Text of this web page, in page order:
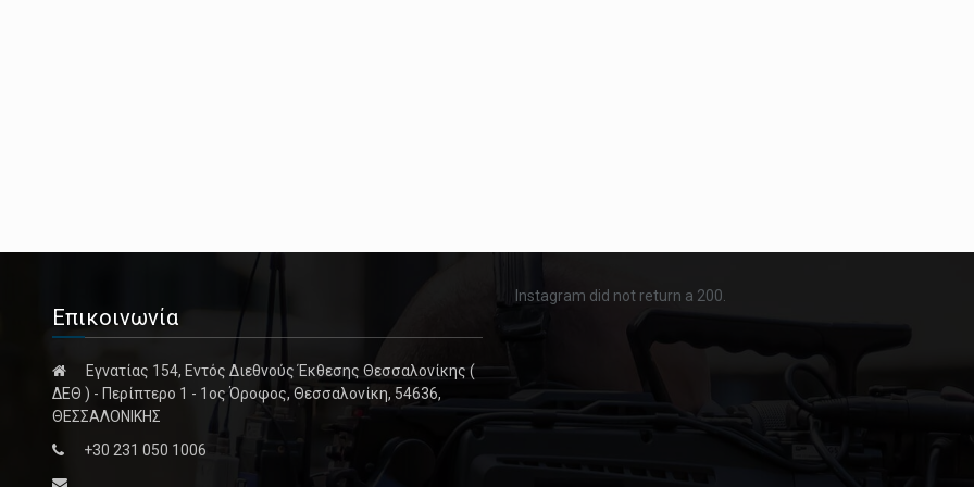
Επικοινωνία
Εγνατίας 154, Εντός Διεθνούς Έκθεσης Θεσσαλονίκης (
ΔΕΘ ) - Περίπτερο 1 - 1ος Όροφος, Θεσσαλονίκη, 54636,
ΘΕΣΣΑΛΟΝΙΚΗΣ
+30 231 050 1006
Instagram did not return a 200.